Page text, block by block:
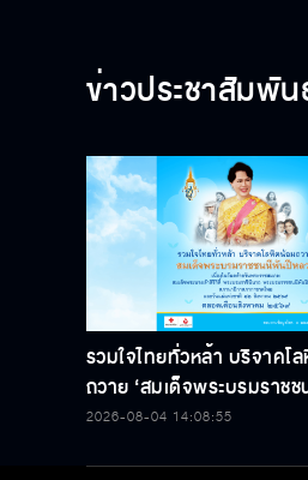
ข่าวประชาสัมพั
รวมใจไทยทั่วหล้า บริจาคโ
ถวาย ‘สมเด็จพระบรมราช
หลวง’ พร้อมรับตราไปรษณียากรที่
2026-08-04 14:08:55